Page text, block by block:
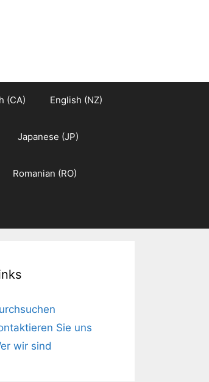
(CA) English (NZ)
Japanese (JP)
Romanian (RO)
Sie uns
wir sind